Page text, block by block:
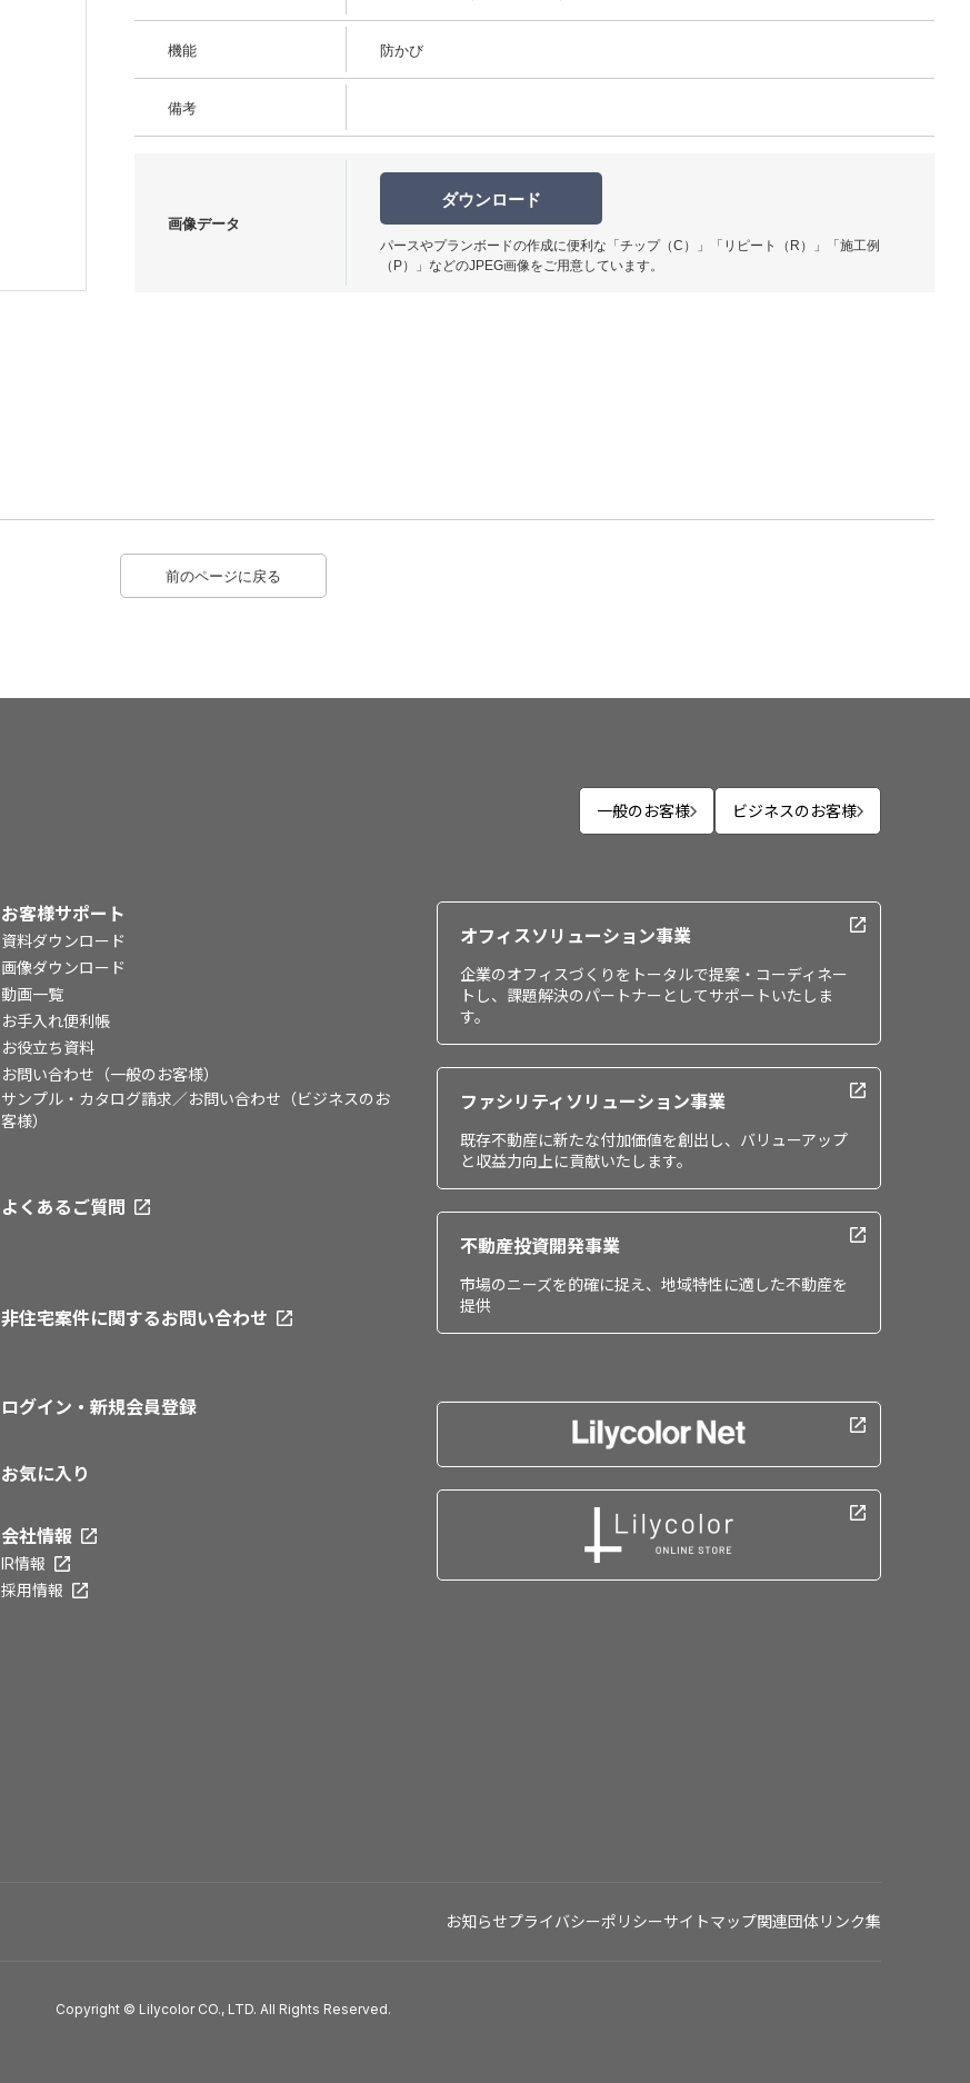
使用イメージ
機能 防かび
備考
画像データ
ダウンロード
パースやプランボードの作成に便利な「チップ（C）」「リピート（R）」「施工例
（P）」などのJPEG画像をご用意しています。
前のページに戻る
一般のお客様 ビジネスのお客様
お客様サポート
資料ダウンロード
画像ダウンロード
動画一覧
お手入れ便利帳
お役立ち資料
お問い合わせ（一般のお客様）
サンプル・カタログ請求／お問い合わせ（ビジネスのお
客様）
よくあるご質問
非住宅案件に関するお問い合わせ
ログイン・新規会員登録
お気に入り
会社情報
IR情報
採用情報
オフィスソリューション事業
企業のオフィスづくりをトータルで提案・コーディネー
トし、課題解決のパートナーとしてサポートいたしま
す。
ファシリティソリューション事業
既存不動産に新たな付加価値を創出し、バリューアップ
と収益力向上に貢献いたします。
不動産投資開発事業
市場のニーズを的確に捉え、地域特性に適した不動産を
提供
お知らせプライバシーポリシーサイトマップ関連団体リンク集
Copyright © Lilycolor CO., LTD. All Rights Reserved.